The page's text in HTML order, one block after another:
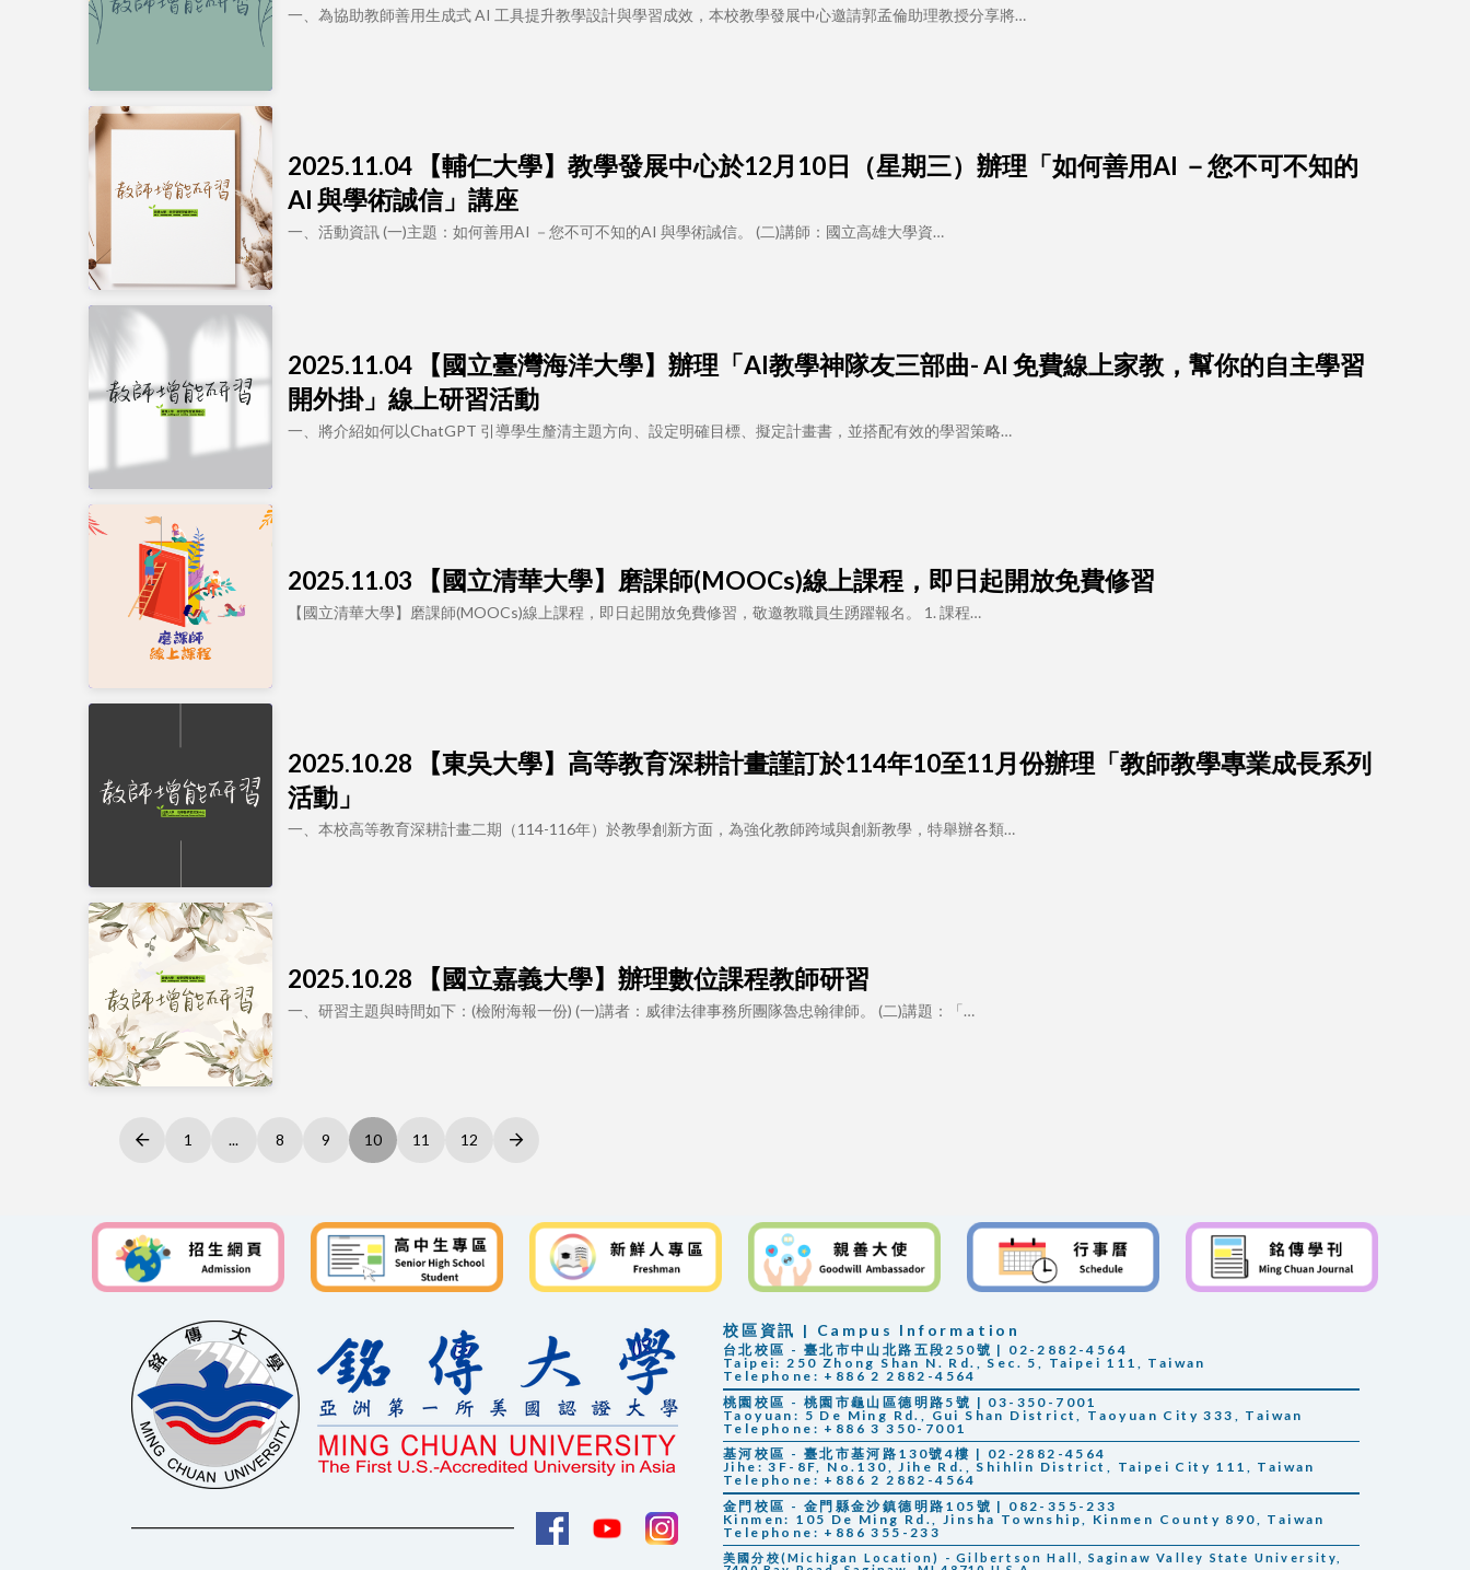
一、為協助教師善用生成式 AI 工具提升教學設計與學習成效，本校教學發展中心邀請郭孟倫助理教授分享將…
2025.11.04 【輔仁大學】教學發展中心於12月10日（星期三）辦理「如何善用AI －您不可不知的
AI 與學術誠信」講座
一、活動資訊 (一)主題：如何善用AI －您不可不知的AI 與學術誠信。 (二)講師：國立高雄大學資…
2025.11.04 【國立臺灣海洋大學】辦理「AI教學神隊友三部曲- AI 免費線上家教，幫你的自主學習
開外掛」線上研習活動
一、將介紹如何以ChatGPT 引導學生釐清主題方向、設定明確目標、擬定計畫書，並搭配有效的學習策略…
2025.11.03 【國立清華大學】磨課師(MOOCs)線上課程，即日起開放免費修習
【國立清華大學】磨課師(MOOCs)線上課程，即日起開放免費修習，敬邀教職員生踴躍報名。 1. 課程…
2025.10.28 【東吳大學】高等教育深耕計畫謹訂於114年10至11月份辦理「教師教學專業成長系列
活動」
一、本校高等教育深耕計畫二期（114-116年）於教學創新方面，為強化教師跨域與創新教學，特舉辦各類…
2025.10.28 【國立嘉義大學】辦理數位課程教師研習
一、研習主題與時間如下：(檢附海報一份) (一)講者：威律法律事務所團隊魯忠翰律師。 (二)講題：「…
Prev 1 ... 8 9 10 11 12 Next
校區資訊 | Campus Information
台北校區 - 臺北市中山北路五段250號 | 02-2882-4564
Taipei: 250 Zhong Shan N. Rd., Sec. 5, Taipei 111, Taiwan
Telephone: +886 2 2882-4564
桃園校區 - 桃園市龜山區德明路5號 | 03-350-7001
Taoyuan: 5 De Ming Rd., Gui Shan District, Taoyuan City 333, Taiwan
Telephone: +886 3 350-7001
基河校區 - 臺北市基河路130號4樓 | 02-2882-4564
Jihe: 3F-8F, No.130, Jihe Rd., Shihlin District, Taipei City 111, Taiwan
Telephone: +886 2 2882-4564
金門校區 - 金門縣金沙鎮德明路105號 | 082-355-233
Kinmen: 105 De Ming Rd., Jinsha Township, Kinmen County 890, Taiwan
Telephone: +886 355-233
美國分校(Michigan Location) - Gilbertson Hall, Saginaw Valley State University,